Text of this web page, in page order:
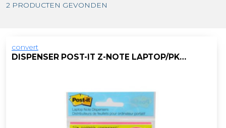
2 PRODUCTEN GEVONDEN
convert
DISPENSER POST-IT Z-NOTE LAPTOP/PK 2X3ST